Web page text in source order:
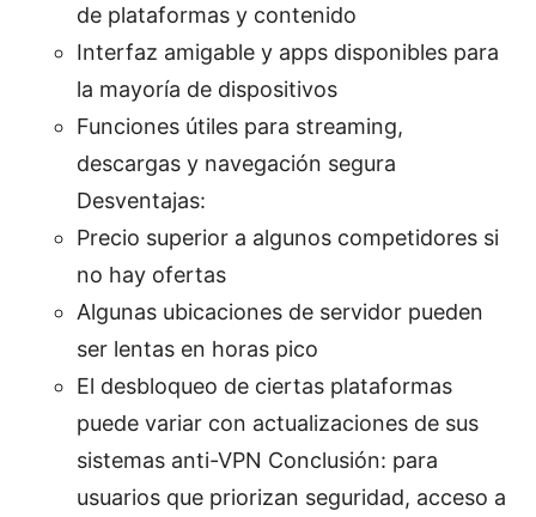
de plataformas y contenido
Interfaz amigable y apps disponibles para
la mayoría de dispositivos
Funciones útiles para streaming,
descargas y navegación segura
Desventajas:
Precio superior a algunos competidores si
no hay ofertas
Algunas ubicaciones de servidor pueden
ser lentas en horas pico
El desbloqueo de ciertas plataformas
puede variar con actualizaciones de sus
sistemas anti-VPN Conclusión: para
usuarios que priorizan seguridad, acceso a